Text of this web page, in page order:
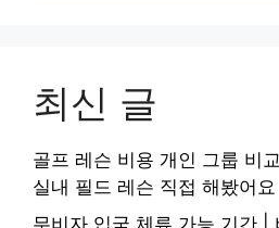
최신 글
골프 레슨 비용 개인 그룹 비
실내 필드 레슨 직접 해봤어요
무비자 입국 체류 가능 기간 |